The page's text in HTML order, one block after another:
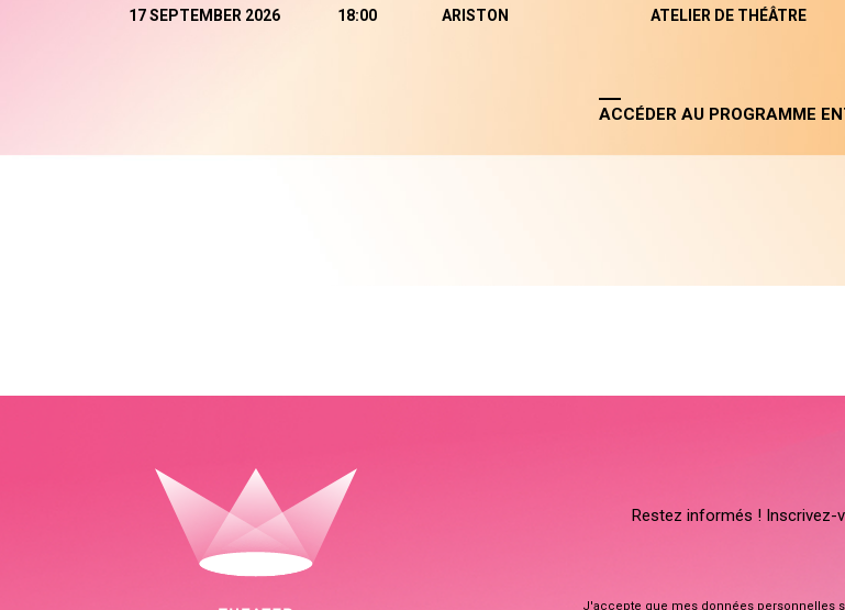
17 SEPTEMBER 2026 18:00 ARISTON ATELIER DE THÉÂTRE
ACCÉDER AU PROGRAMME
Restez informés ! Inscrivez-
J'accepte que mes données personnelles